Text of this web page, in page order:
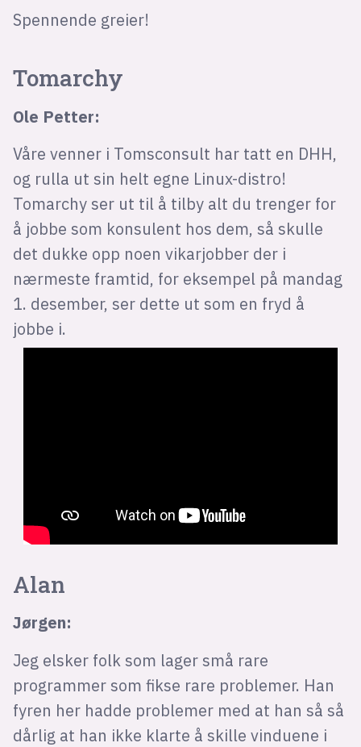
Spennende greier!
Tomarchy
Ole Petter:
Våre venner i Tomsconsult har tatt en DHH,
og rulla ut sin helt egne Linux-distro!
Tomarchy ser ut til å tilby alt du trenger for
å jobbe som konsulent hos dem, så skulle
det dukke opp noen vikarjobber der i
nærmeste framtid, for eksempel på mandag
1. desember, ser dette ut som en fryd å
jobbe i.
Alan
Jørgen:
Jeg elsker folk som lager små rare
programmer som fikse rare problemer. Han
fyren her hadde problemer med at han så så
dårlig at han ikke klarte å skille vinduene i